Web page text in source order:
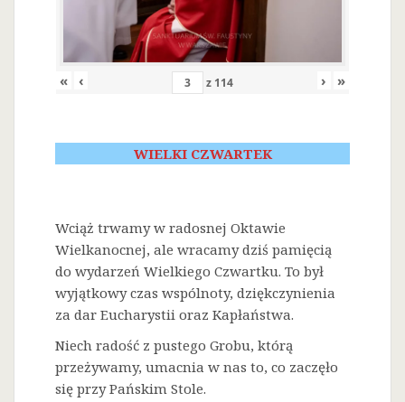
« ‹ z 114 › »
WIELKI CZWARTEK
Wciąż trwamy w radosnej Oktawie
Wielkanocnej, ale wracamy dziś pamięcią
do wydarzeń Wielkiego Czwartku. To był
wyjątkowy czas wspólnoty, dziękczynienia
za dar Eucharystii oraz Kapłaństwa.
Niech radość z pustego Grobu, którą
przeżywamy, umacnia w nas to, co zaczęło
się przy Pańskim Stole.